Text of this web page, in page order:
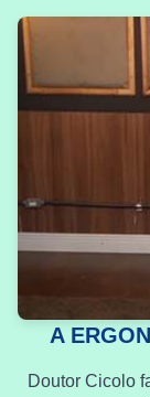
A
Doutor Cicolo